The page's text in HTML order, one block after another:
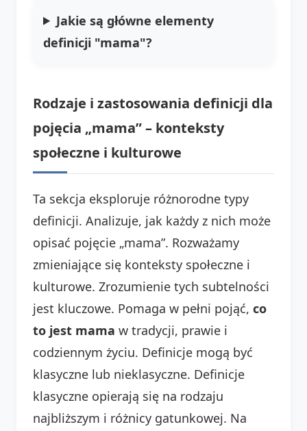
Jakie są główne elementy
definicji "mama"?
Rodzaje i zastosowania definicji dla
pojęcia „mama” – konteksty
społeczne i kulturowe
Ta sekcja eksploruje różnorodne typy
definicji. Analizuje, jak każdy z nich może
opisać pojęcie „mama”. Rozważamy
zmieniające się konteksty społeczne i
kulturowe. Zrozumienie tych subtelności
jest kluczowe. Pomaga w pełni pojąć, co
to jest mama w tradycji, prawie i
codziennym życiu. Definicje mogą być
klasyczne lub nieklasyczne. Definicje
klasyczne opierają się na rodzaju
najbliższym i różnicy gatunkowej. Na